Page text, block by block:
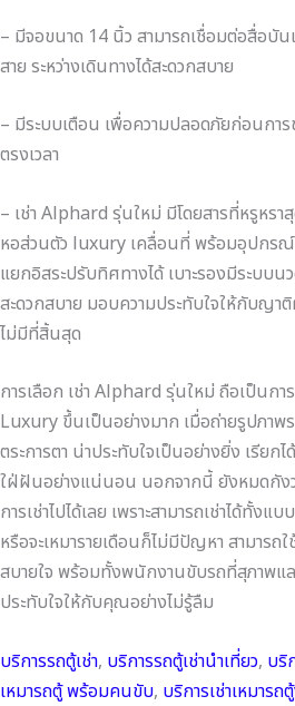
– มีจอขนาด 14 นิ้ว สามารถเชื่อมต่อสื่อบั
สาย ระหว่างเดินทางได้สะดวกสบาย
– มีระบบเตือน เพื่อความปลอดภัยก่อนกา
ตรงเวลา
– เช่า Alphard รุ่นใหม่ มีโดยสารที่หรูหรา
หอส่วนตัว luxury เคลื่อนที่ พร้อมอุปกรณ์
แยกอิสระปรับทิศทางได้ เบาะรองมีระบบน
สะดวกสบาย มอบความประทับใจให้กับญา
ไม่มีที่สิ้นสุด
การเลือก เช่า Alphard รุ่นใหม่ ถือเป็นก
Luxury ขึ้นเป็นอย่างมาก เมื่อถ่ายรูปภาพ
ตระการตา น่าประทับใจเป็นอย่างยิ่ง เรียก
ใฝ่ฝันอย่างแน่นอน นอกจากนี้ ยังหมดกังวล
การเช่าไปได้เลย เพราะสามารถเช่าได้ทั้งแ
หรือจะเหมารายเดือนก็ไม่มีปัญหา สามาร
สบายใจ พร้อมทั้งพนักงานขับรถที่สุภาพแ
ประทับใจให้กับคุณอย่างไม่รู้ลืม
บริการรถตู้เช่า, บริการรถตู้เช่านำเที่ยว, บริ
เหมารถตู้ พร้อมคนขับ, บริการเช่าเหมา